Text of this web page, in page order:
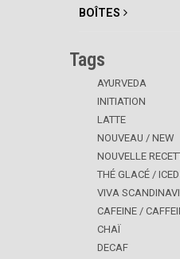
BOÎTES
Tags
AYURVEDA
INITIATION
LATTE
NOUVEAU / NEW
NOUVELLE
THÉ GLACÉ /
VIVA
CAFEINE /
CHAÏ
DECAF